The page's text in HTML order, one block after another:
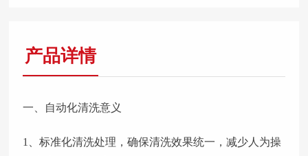
产品详情
一、自动化清洗意义
1、标准化清洗处理，确保清洗效果统一，减少人为操